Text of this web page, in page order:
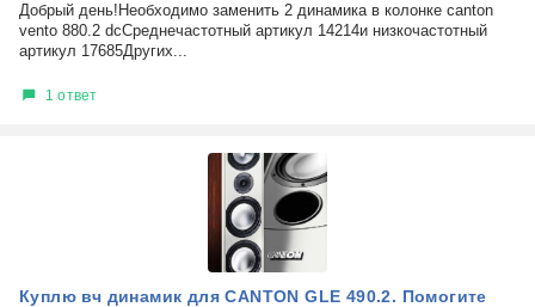
Добрый день!Необходимо заменить 2 динамика в колонке canton
vento 880.2 dcСреднечастотный артикул 14214и низкочастотный
артикул 17685Других...
1 ответ
Куплю вч динамик для CANTON GLE 490.2. Помогите